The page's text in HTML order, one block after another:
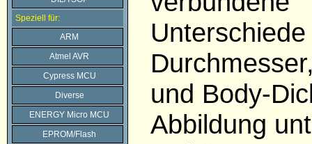
Speziell für:
ARM
Atmel AVR
Cypress MCU
Diverse
ENERGY Micro MCU
EPROM/Flash
und Body-
Abbildung